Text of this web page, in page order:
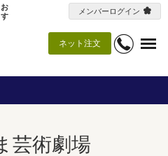
ネット注文
メンバーログイン
芸術劇場